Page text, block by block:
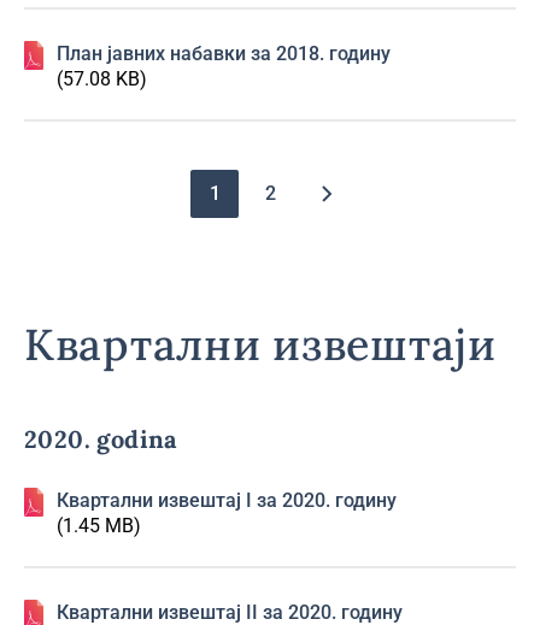
План јавних набавки за 2018. годину
(57.08 KB)
Pagination
1 2
Квартални извештаји
2020. godina
Квартални извештај I за 2020. годину
(1.45 MB)
Квартални извештај II за 2020. годину